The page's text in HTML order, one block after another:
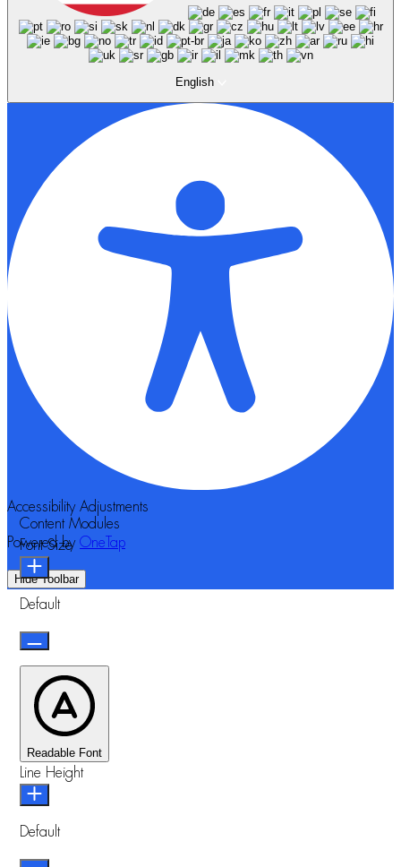
English
Accessibility Adjustments
Powered by OneTap
Hide Toolbar
Content Modules
Font Size
Default
Readable Font
Line Height
Default